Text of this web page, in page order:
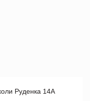
Руденка 14А